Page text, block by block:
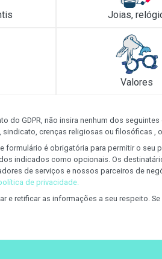
Joias,
Valores
do GDPR, não insira nenhum dos
sindicato, crenças religiosas ou filosóficas ,
formulário é obrigatória para permitir o
indicados como opcionais. Os
de serviços e nossos parceiros de
de privacidade.
e retificar as informações a seu respeito.